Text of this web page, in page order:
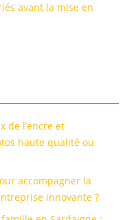
avant la mise en
de l’encre et
haute qualité ou
accompagner la
innovante ?